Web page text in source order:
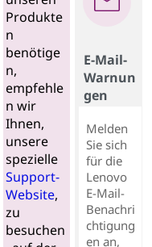
Produkte
n
benötige
n,
empfehle
n wir
Ihnen,
unsere
spezielle
Support-
Website,
zu
besuchen
E-Mail-
Warnun
gen
Melden
Sie sich
für die
Lenovo
E-Mail-
Benachri
chtigung
en an,